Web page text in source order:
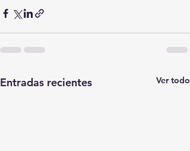
Entradas recientes Ver todo